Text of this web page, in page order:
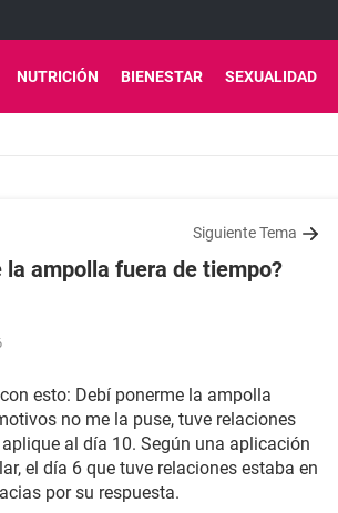
NUTRICIÓN BIENESTAR SEXUALIDAD
Siguiente Tema
ampolla fuera de tiempo?
esto: Debí ponerme la ampolla
no me la puse, tuve relaciones
al día 10. Según una aplicación
el día 6 que tuve relaciones estaba en
por su respuesta.